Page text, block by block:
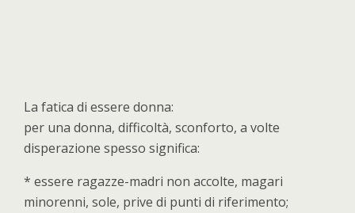
La fatica di essere donna:
per una donna, difficoltà, sconforto, a volte
disperazione spesso significa:
* essere ragazze-madri non accolte, magari
minorenni, sole, prive di punti di riferimento;